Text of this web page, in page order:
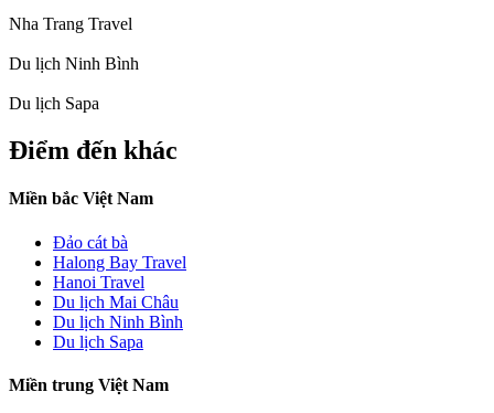
Nha Trang Travel
Du lịch Ninh Bình
Du lịch Sapa
Điểm đến khác
Miền bắc Việt Nam
Đảo cát bà
Halong Bay Travel
Hanoi Travel
Du lịch Mai Châu
Du lịch Ninh Bình
Du lịch Sapa
Miền trung Việt Nam